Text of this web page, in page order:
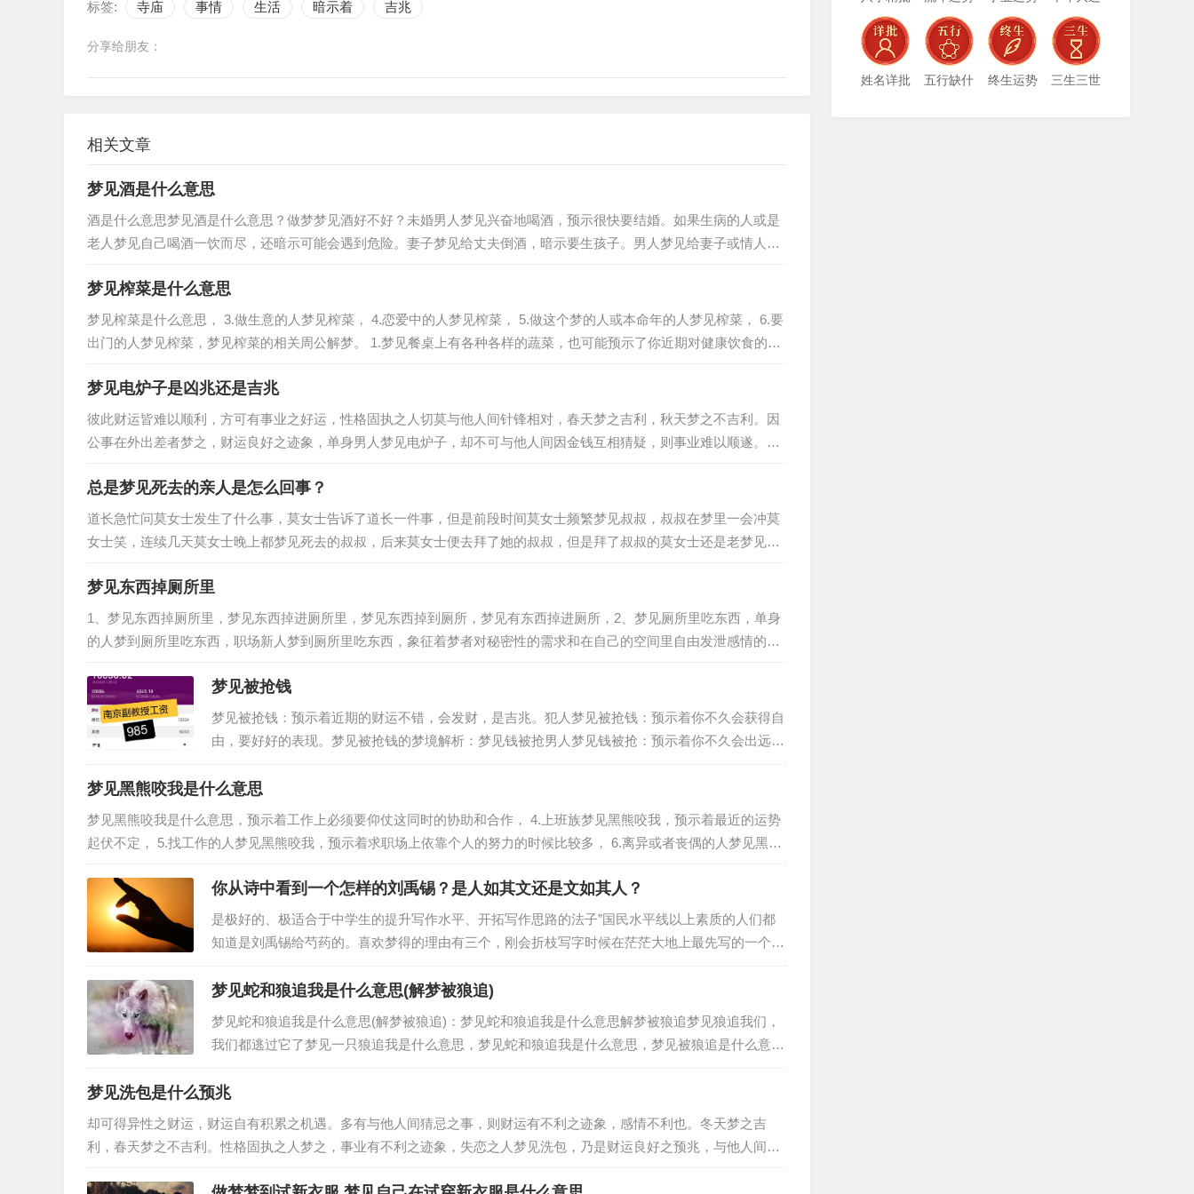
标签:
寺庙 事情 生活 暗示着 吉兆
分享给朋友：
相关文章
梦见酒是什么意思
酒是什么意思梦见酒是什么意思？做梦梦见酒好不好？未婚男人梦见兴奋地喝酒，预示很快要结婚。如果生病的人或是
老人梦见自己喝酒一饮而尽，还暗示可能会遇到危险。妻子梦见给丈夫倒酒，暗示要生孩子。男人梦见给妻子或情人一
杯酒，夫妻或情人会恩爱如初。女人…
梦见榨菜是什么意思
梦见榨菜是什么意思， 3.做生意的人梦见榨菜， 4.恋爱中的人梦见榨菜， 5.做这个梦的人或本命年的人梦见榨菜， 6.要
出门的人梦见榨菜，梦见榨菜的相关周公解梦。 1.梦见餐桌上有各种各样的蔬菜，也可能预示了你近期对健康饮食的渴
望…
梦见电炉子是凶兆还是吉兆
彼此财运皆难以顺利，方可有事业之好运，性格固执之人切莫与他人间针锋相对，春天梦之吉利，秋天梦之不吉利。因
公事在外出差者梦之，财运良好之迹象，单身男人梦见电炉子，却不可与他人间因金钱互相猜疑，则事业难以顺遂。主
事业中多有困顿之迹象，得此梦事业…
总是梦见死去的亲人是怎么回事？
道长急忙问莫女士发生了什么事，莫女士告诉了道长一件事，但是前段时间莫女士频繁梦见叔叔，叔叔在梦里一会冲莫
女士笑，连续几天莫女士晚上都梦见死去的叔叔，后来莫女士便去拜了她的叔叔，但是拜了叔叔的莫女士还是老梦见叔
叔，网友们纷纷说让莫女士去找一个…
梦见东西掉厕所里
1、梦见东西掉厕所里，梦见东西掉进厕所里，梦见东西掉到厕所，梦见有东西掉进厕所，2、梦见厕所里吃东西，单身
的人梦到厕所里吃东西，职场新人梦到厕所里吃东西，象征着梦者对秘密性的需求和在自己的空间里自由发泄感情的愿
望，孕妇梦到厕所里吃东西，工作…
梦见被抢钱
梦见被抢钱：预示着近期的财运不错，会发财，是吉兆。犯人梦见被抢钱：预示着你不久会获得自
由，要好好的表现。梦见被抢钱的梦境解析：梦见钱被抢男人梦见钱被抢：预示着你不久会出远
门，可以慢慢的等待。梦见钱包被抢梦见抢钱梦见被抢钱：会有意外的收入。梦…
梦见黑熊咬我是什么意思
梦见黑熊咬我是什么意思，预示着工作上必须要仰仗这同时的协助和合作， 4.上班族梦见黑熊咬我，预示着最近的运势
起伏不定， 5.找工作的人梦见黑熊咬我，预示着求职场上依靠个人的努力的时候比较多， 6.离异或者丧偶的人梦见黑熊
咬我，预示着会…
你从诗中看到一个怎样的刘禹锡？是人如其文还是文如其人？
是极好的、极适合于中学生的提升写作水平、开拓写作思路的法子”国民水平线以上素质的人们都
知道是刘禹锡给芍药的。喜欢梦得的理由有三个，刚会折枝写字时候在茫茫大地上最先写的一个字
就是”至今犹记那大雪飘飞里歪歪拙拙却认认真真的一笔一画，记得那一笔一…
梦见蛇和狼追我是什么意思(解梦被狼追)
梦见蛇和狼追我是什么意思(解梦被狼追)：梦见蛇和狼追我是什么意思解梦被狼追梦见狼追我们，
我们都逃过它了梦见一只狼追我是什么意思，梦见蛇和狼追我是什么意思，梦见被狼追是什么意思
呢，2、不同的人梦见被狼追的梦境解析上学的人梦见被狼追。做生意的人…
梦见洗包是什么预兆
却可得异性之财运，财运自有积累之机遇。多有与他人间猜忌之事，则财运有不利之迹象，感情不利也。冬天梦之吉
利，春天梦之不吉利。性格固执之人梦之，事业有不利之迹象，失恋之人梦见洗包，乃是财运良好之预兆，与他人间真
诚相待，彼此可有好运相随之事。事业…
姓名详批
五行缺什
终生运势 三生三世